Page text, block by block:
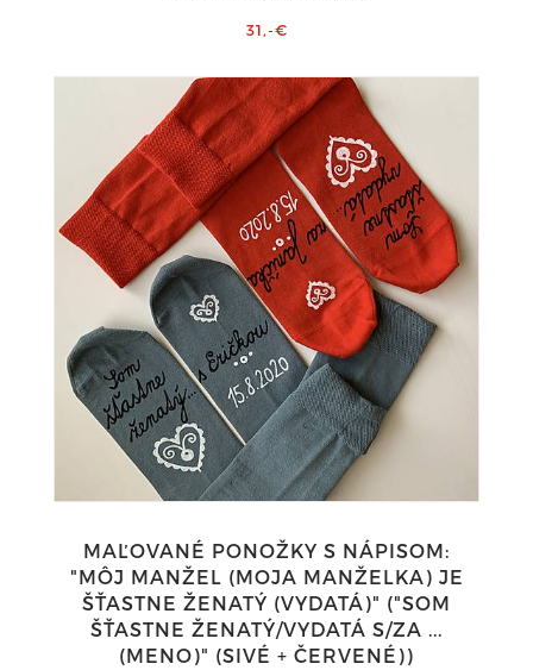
31,-€
MAĽOVANÉ PONOŽKY S NÁPISOM:
"MÔJ MANŽEL (MOJA MANŽELKA) JE
ŠŤASTNE ŽENATÝ (VYDATÁ)" ("SOM
ŠŤASTNE ŽENATÝ/VYDATÁ S/ZA ...
(MENO)" (SIVÉ + ČERVENÉ))